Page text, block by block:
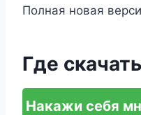
Полная новая
Где
Накажи себя